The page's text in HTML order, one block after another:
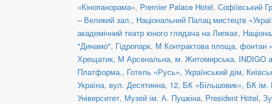
«Кінопанорама», Premier Palace Hotel. Софіївський
– Великий зал., Національний Палац мистецтв
академічний театр юного глядача на Липках,
"Динамо", Гідропарк, М Контрактова площа, фонтан
Хрещатик, М Арсенальна, м. Житомирська, INDIGO
Платформа., Готель «Русь», Український дім,
Україна, вул. Десятинна, 12, БК «Більшовик», БК ім.
Університет, Музей ім. А. Пушкіна, President Hotel,